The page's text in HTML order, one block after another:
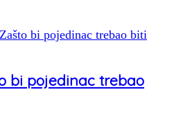
bi pojedinac trebao